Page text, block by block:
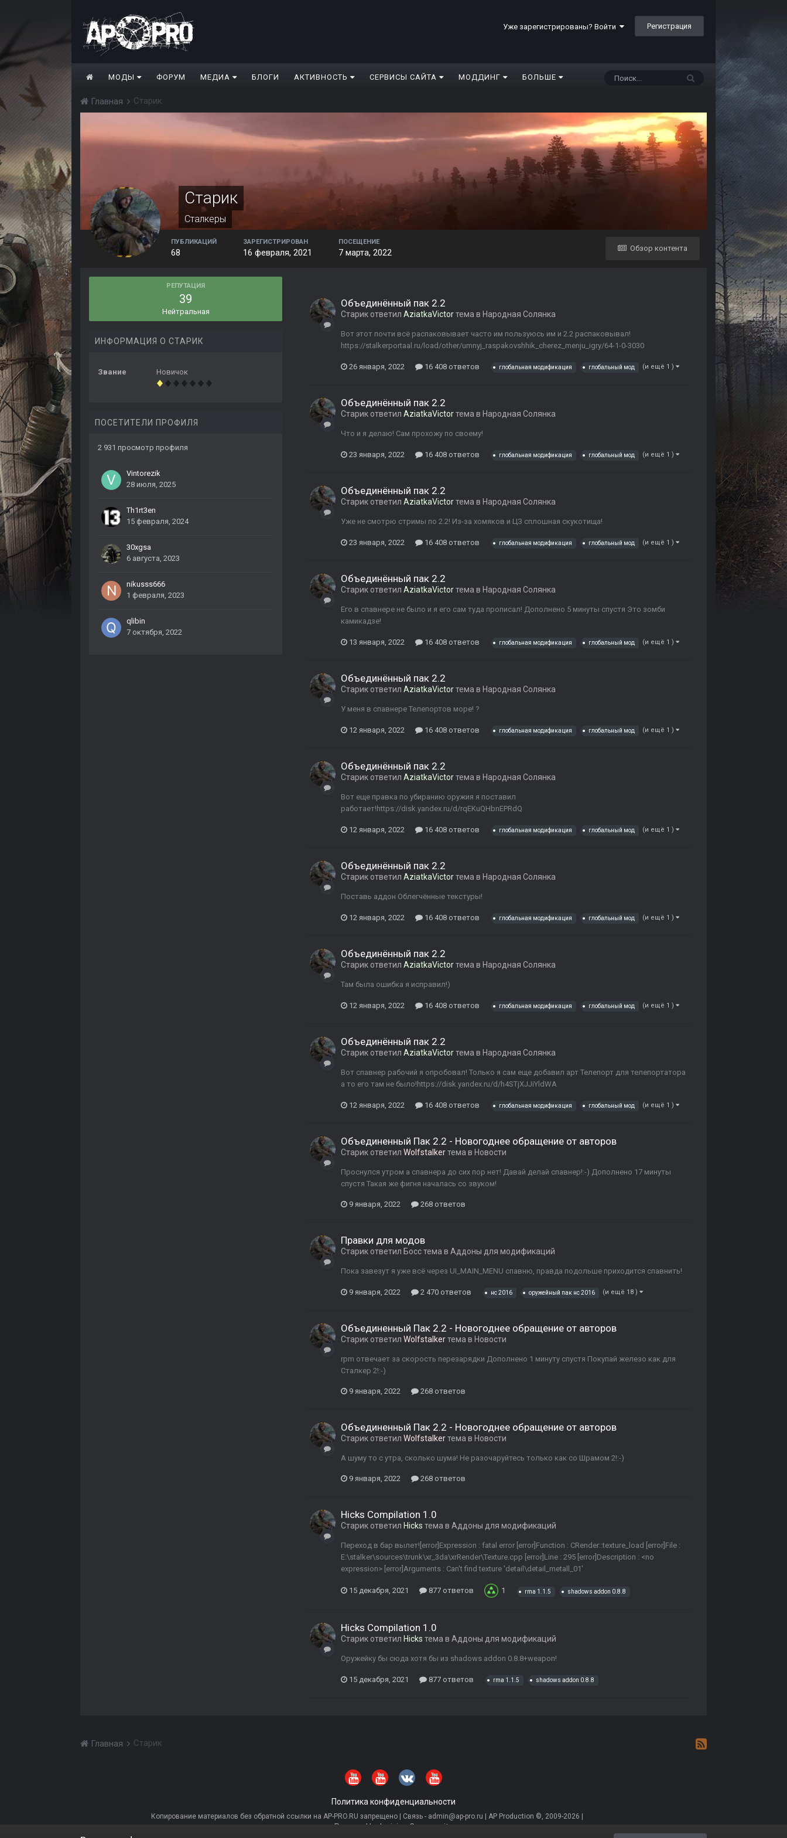
Уже зарегистрированы? Войти Регистрация
МОДЫ ФОРУМ МЕДИА БЛОГИ АКТИВНОСТЬ СЕРВИСЫ САЙТА МОДДИНГ БОЛЬШЕ
Главная Старик
Старик
Сталкеры
Обзор контента
ПУБЛИКАЦИЙ
68
ЗАРЕГИСТРИРОВАН
16 февраля, 2021
ПОСЕЩЕНИЕ
7 марта, 2022
РЕПУТАЦИЯ
39
Нейтральная
ИНФОРМАЦИЯ О СТАРИК
Звание Новичок
ПОСЕТИТЕЛИ ПРОФИЛЯ
2 931 просмотр профиля
Vintorezik
28 июля, 2025
Th1rt3en
15 февраля, 2024
30xgsa
6 августа, 2023
nikusss666
1 февраля, 2023
qlibin
7 октября, 2022
Объединённый пак 2.2
Старик ответил AziatkaVictorтема в Народная Солянка
Вот этот почти всё распаковывает часто им пользуюсь им и 2.2 распаковывал!
https://stalkerportaal.ru/load/other/umnyj_raspakovshhik_cherez_menju_igry/64-1-0-3030
26 января, 2022 16 408 ответов глобальная модификация глобальный мод (и ещё 1 )
Объединённый пак 2.2
Старик ответил AziatkaVictorтема в Народная Солянка
Что и я делаю! Сам прохожу по своему!
23 января, 2022 16 408 ответов глобальная модификация глобальный мод (и ещё 1 )
Объединённый пак 2.2
Старик ответил AziatkaVictorтема в Народная Солянка
Уже не смотрю стримы по 2.2! Из-за хомяков и ЦЗ сплошная скукотища!
23 января, 2022 16 408 ответов глобальная модификация глобальный мод (и ещё 1 )
Объединённый пак 2.2
Старик ответил AziatkaVictorтема в Народная Солянка
Его в спавнере не было и я его сам туда прописал! Дополнено 5 минуты спустя Это зомби
камикадзе!
13 января, 2022 16 408 ответов глобальная модификация глобальный мод (и ещё 1 )
Объединённый пак 2.2
Старик ответил AziatkaVictorтема в Народная Солянка
У меня в спавнере Телепортов море! ?
12 января, 2022 16 408 ответов глобальная модификация глобальный мод (и ещё 1 )
Объединённый пак 2.2
Старик ответил AziatkaVictorтема в Народная Солянка
Вот еще правка по убиранию оружия я поставил
работает!https://disk.yandex.ru/d/rqEKuQHbnEPRdQ
12 января, 2022 16 408 ответов глобальная модификация глобальный мод (и ещё 1 )
Объединённый пак 2.2
Старик ответил AziatkaVictorтема в Народная Солянка
Поставь аддон Облегчённые текстуры!
12 января, 2022 16 408 ответов глобальная модификация глобальный мод (и ещё 1 )
Объединённый пак 2.2
Старик ответил AziatkaVictorтема в Народная Солянка
Там была ошибка я исправил!)
12 января, 2022 16 408 ответов глобальная модификация глобальный мод (и ещё 1 )
Объединённый пак 2.2
Старик ответил AziatkaVictorтема в Народная Солянка
Вот спавнер рабочий я опробовал! Только я сам еще добавил арт Телепорт для телепортатора
а то его там не было!https://disk.yandex.ru/d/h4STjXJJiYldWA
12 января, 2022 16 408 ответов глобальная модификация глобальный мод (и ещё 1 )
Объединенный Пак 2.2 - Новогоднее обращение от авторов
Старик ответил Wolfstalkerтема в Новости
Проснулся утром а спавнера до сих пор нет! Давай делай спавнер!:-) Дополнено 17 минуты
спустя Такая же фигня началась со звуком!
9 января, 2022 268 ответов
Правки для модов
Старик ответил Босстема в Аддоны для модификаций
Пока завезут я уже всё через UI_MAIN_MENU спавню, правда подольше приходится спавнить!
9 января, 2022 2 470 ответов нс 2016 оружейный пак нс 2016 (и ещё 18 )
Объединенный Пак 2.2 - Новогоднее обращение от авторов
Старик ответил Wolfstalkerтема в Новости
rpm отвечает за скорость перезарядки Дополнено 1 минуту спустя Покупай железо как для
Сталкер 2!:-)
9 января, 2022 268 ответов
Объединенный Пак 2.2 - Новогоднее обращение от авторов
Старик ответил Wolfstalkerтема в Новости
А шуму то с утра, сколько шума! Не разочаруйтесь только как со Шрамом 2!:-)
9 января, 2022 268 ответов
Hicks Compilation 1.0
Старик ответил Hicks тема в Аддоны для модификаций
Переход в бар вылет![error]Expression : fatal error [error]Function : CRender::texture_load [error]File :
E:\stalker\sources\trunk\xr_3da\xrRender\Texture.cpp [error]Line : 295 [error]Description : <no
expression> [error]Arguments : Can't find texture 'detail\detail_metall_01'
15 декабря, 2021 877 ответов 1 rma 1.1.5 shadows addon 0.8.8
Hicks Compilation 1.0
Старик ответил Hicks тема в Аддоны для модификаций
Оружейку бы сюда хотя бы из shadows addon 0.8.8+weapon!
15 декабря, 2021 877 ответов rma 1.1.5 shadows addon 0.8.8
Главная Старик
Политика конфиденциальности
Копирование материалов без обратной ссылки на AP-PRO.RU запрещено | Связь - admin@ap-pro.ru | AP Production ©, 2009-2026 |
Powered by Invision Community